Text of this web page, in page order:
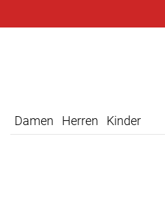
Damen Herren Kinder